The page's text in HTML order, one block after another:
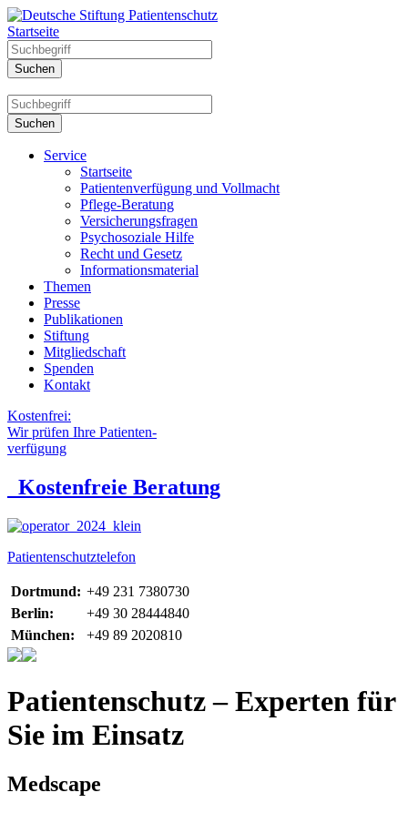
Startseite
Service
Startseite
Patientenverfügung und Vollmacht
Pflege-Beratung
Versicherungsfragen
Psychosoziale Hilfe
Recht und Gesetz
Informationsmaterial
Themen
Presse
Publikationen
Stiftung
Mitgliedschaft
Spenden
Kontakt
Kostenfrei:
Wir prüfen Ihre Patienten-
verfügung
Kostenfreie Beratung
Patientenschutztelefon
Dortmund: +49 231 7380730
Berlin:
+49 30 28444840
München:
+49 89 2020810
Patientenschutz – Experten für
Sie im Einsatz
Medscape